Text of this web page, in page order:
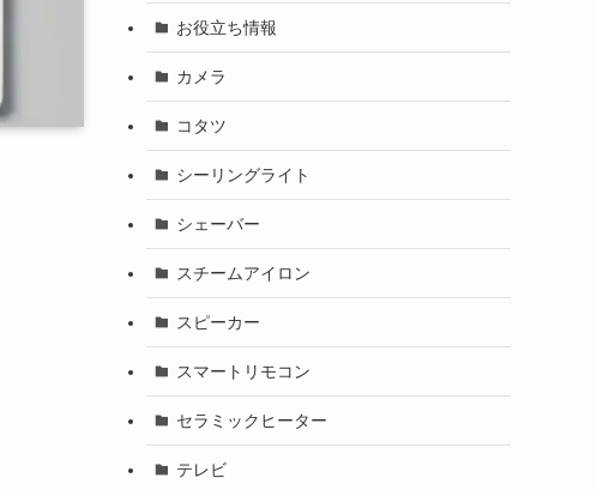
お役立ち情報
カメラ
コタツ
シーリングライト
シェーバー
スチームアイロン
スピーカー
スマートリモコン
セラミックヒーター
テレビ